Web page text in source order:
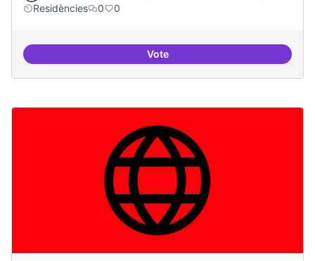
Residències
0 0
VoteNivell d'implicació dels residents